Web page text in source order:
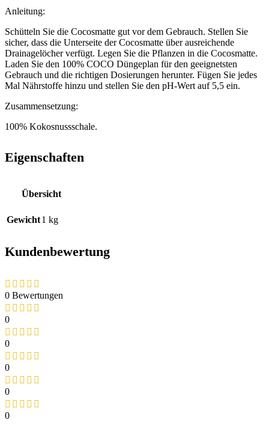
Anleitung:
Schütteln Sie die Cocosmatte gut vor dem Gebrauch. Stellen Sie
sicher, dass die Unterseite der Cocosmatte über ausreichende
Drainagelöcher verfügt. Legen Sie die Pflanzen in die Cocosmatte.
Laden Sie den 100% COCO Düngeplan für den geeignetsten
Gebrauch und die richtigen Dosierungen herunter. Fügen Sie jedes
Mal Nährstoffe hinzu und stellen Sie den pH-Wert auf 5,5 ein.
Zusammensetzung:
100% Kokosnussschale.
Eigenschaften
Übersicht
Gewicht1 kg
Kundenbewertung
0 Bewertungen
0
0
0
0
0